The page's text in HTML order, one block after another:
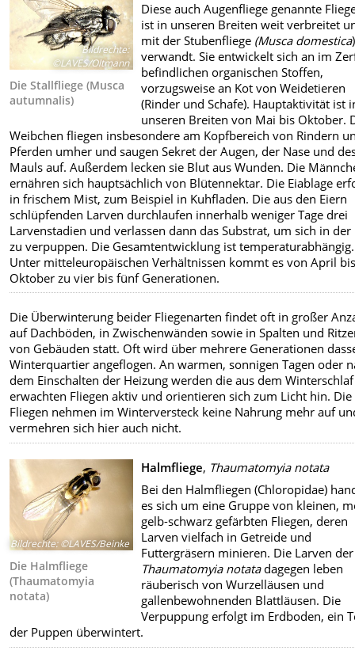
Bildrechte:
©LAVES/Oltmann
Die Stallfliege (Musca
autumnalis)
Diese auch Augenfliege genannte
ist in unseren Breiten weit verbreitet
mit der Stubenfliege (Musca domestica)
verwandt. Sie entwickelt sich an im
befindlichen organischen Stoffen,
vorzugsweise an Kot von Weidetieren
(Rinder und Schafe). Hauptaktivität ist
unseren Breiten von Mai bis Oktober.
Weibchen fliegen insbesondere am Kopfbereich von Rindern
Pferden umher und saugen Sekret der Augen, der Nase und
Mauls auf. Außerdem lecken sie Blut aus Wunden. Die
ernähren sich hauptsächlich von Blütennektar. Die Eiablage
in frischem Mist, zum Beispiel in Kuhfladen. Die aus den Eiern
schlüpfenden Larven durchlaufen innerhalb weniger Tage drei
Larvenstadien und verlassen dann das Substrat, um sich in der
zu verpuppen. Die Gesamtentwicklung ist temperaturabhängig.
Unter mitteleuropäischen Verhältnissen kommt es von April
Oktober zu vier bis fünf Generationen.
Die Überwinterung beider Fliegenarten findet oft in großer
auf Dachböden, in Zwischenwänden sowie in Spalten und
von Gebäuden statt. Oft wird über mehrere Generationen
Winterquartier angeflogen. An warmen, sonnigen Tagen oder
dem Einschalten der Heizung werden die aus dem Winterschlaf
erwachten Fliegen aktiv und orientieren sich zum Licht hin. Die
Fliegen nehmen im Winterversteck keine Nahrung mehr auf
vermehren sich hier auch nicht.
Bildrechte:©LAVES/Beinke
Die Halmfliege
(Thaumatomyia
notata)
Halmfliege, Thaumatomyia notata
Bei den Halmfliegen (Chloropidae)
es sich um eine Gruppe von kleinen,
gelb-schwarz gefärbten Fliegen, deren
Larven vielfach in Getreide und
Futtergräsern minieren. Die Larven
Thaumatomyia notatadagegen leben
räuberisch von Wurzelläusen und
gallenbewohnenden Blattläusen. Die
Verpuppung erfolgt im Erdboden, ein
der Puppen überwintert.